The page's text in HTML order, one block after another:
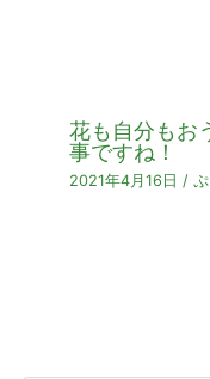
花も自分もお
事ですね！
2021年4月16日 /